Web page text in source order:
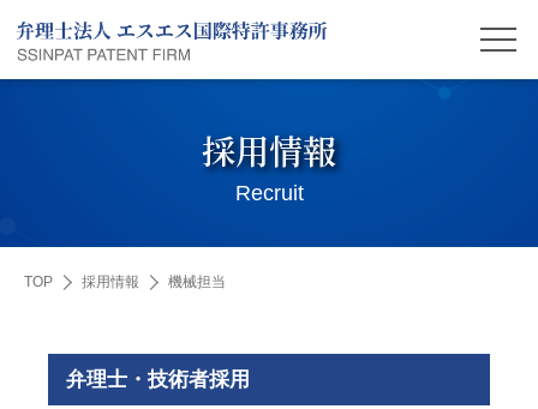
採用情報
Recruit
TOP 採用情報 機械担当
弁理士・技術者採用